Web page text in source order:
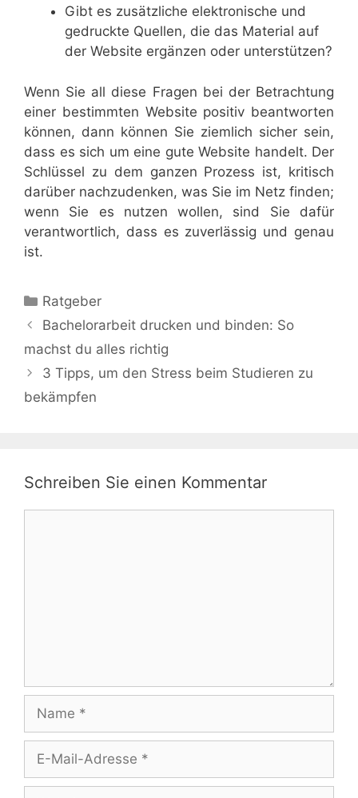
Gibt es zusätzliche elektronische und
gedruckte Quellen, die das Material auf
der Website ergänzen oder unterstützen?
Wenn Sie all diese Fragen bei der Betrachtung
einer bestimmten Website positiv beantworten
können, dann können Sie ziemlich sicher sein,
dass es sich um eine gute Website handelt. Der
Schlüssel zu dem ganzen Prozess ist, kritisch
darüber nachzudenken, was Sie im Netz finden;
wenn Sie es nutzen wollen, sind Sie dafür
verantwortlich, dass es zuverlässig und genau
ist.
Kategorien
Ratgeber
Bachelorarbeit drucken und binden: So
machst du alles richtig
3 Tipps, um den Stress beim Studieren zu
bekämpfen
Schreiben Sie einen Kommentar
Mail-
Adresse